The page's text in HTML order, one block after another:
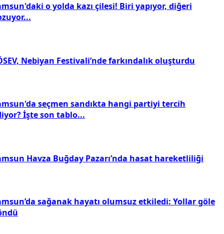
o yolda kazı çilesi! Biri yapıyor, diğeri
Nebiyan Festivali’nde farkındalık oluşturdu
seçmen sandıkta hangi partiyi tercih
İşte son tablo...
Havza Buğday Pazarı’nda hasat hareketliliği
sağanak hayatı olumsuz etkiledi: Yollar göle